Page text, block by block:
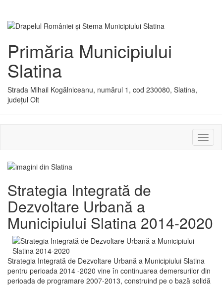
Primăria Municipiului
Slatina
Strada Mihail Kogălniceanu, numărul 1, cod 230080, Slatina,
județul Olt
sau
Strategia Integrată de
Dezvoltare Urbană a
Municipiului Slatina 2014-2020
Strategia Integrată de Dezvoltare Urbană a Municipiului Slatina
pentru perioada 2014 -2020 vine în continuarea demersurilor din
perioada de programare 2007-2013, construind pe o bază solidă